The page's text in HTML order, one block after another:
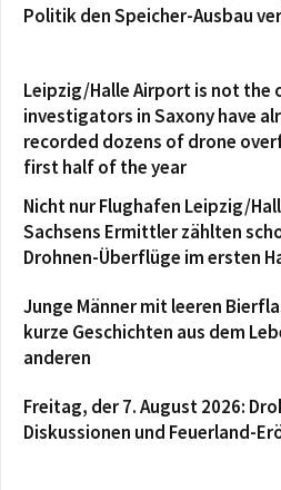
Politik den Speicher-Ausbau
Leipzig/Halle Airport is not the
investigators in Saxony have
recorded dozens of drone
first half of the year
Nicht nur Flughafen Leipzig/
Sachsens Ermittler zählten
Drohnen-Überflüge im ersten
Junge Männer mit leeren
kurze Geschichten aus dem
anderen
Freitag, der 7. August 2026:
Diskussionen und Feuerland-